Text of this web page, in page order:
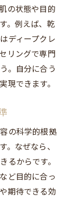
の状態や目的
。例えば、乾
ディープクレ
リングで専門
。自分に合う
現できます。
の科学的根拠
。なぜなら、
るからです。
ど目的に合っ
期待できる効